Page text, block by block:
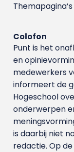
Themapagina’s
Colofon
Punt is het
en
medewerkers
informeert de
Hogeschool
onderwerpen
is daarbij niet
redactie. Op